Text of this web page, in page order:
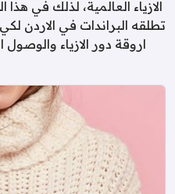
الازياء العالمية، لذلك في
تطلقه البراندات في الاردن
اروقة دور الازياء